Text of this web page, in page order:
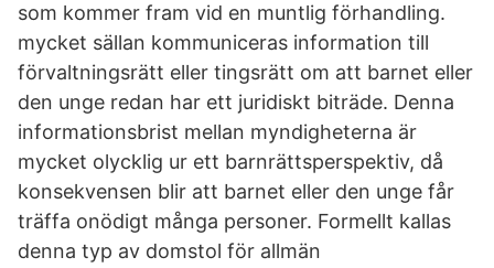
som kommer fram vid en muntlig förhandling.
mycket sällan kommuniceras information till
förvaltningsrätt eller tingsrätt om att barnet eller
den unge redan har ett juridiskt biträde. Denna
informationsbrist mellan myndigheterna är
mycket olycklig ur ett barnrättsperspektiv, då
konsekvensen blir att barnet eller den unge får
träffa onödigt många personer. Formellt kallas
denna typ av domstol för allmän